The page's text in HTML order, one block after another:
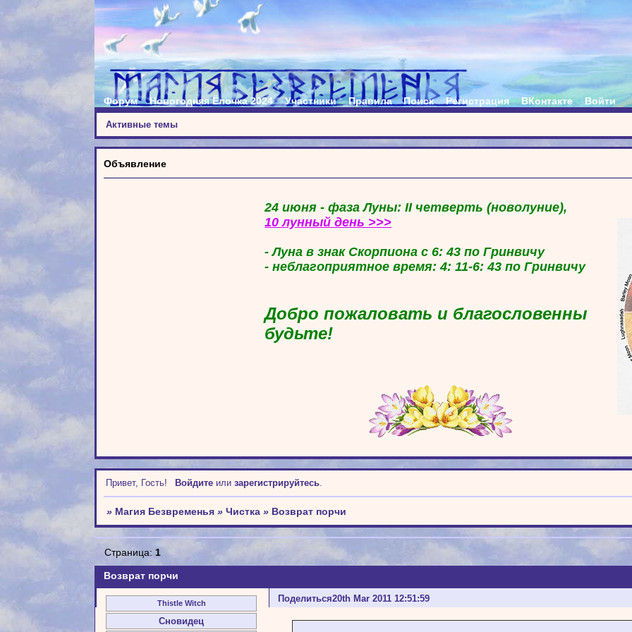
Форум Новогодняя Ёлочка 2024 Участники Правила Поиск Регистрация ВКонтакте Войти
Активные темы
Объявление
24 июня - фаза Луны: II четверть (новолуние),
10 лунный день >>>
- Луна в знак Скорпиона с 6: 43 по Гринвичу
- неблагоприятное время: 4: 11-6: 43 по Гринвичу
Добро пожаловать и благословенны
будьте!
Привет, Гость! Войдитеили зарегистрируйтесь.
» Магия Безвременья »Чистка » Возврат порчи
Возврат порчи
Страница: 1
Поделиться20th Mar 2011 12:51:59
Thistle Witch
Сновидец